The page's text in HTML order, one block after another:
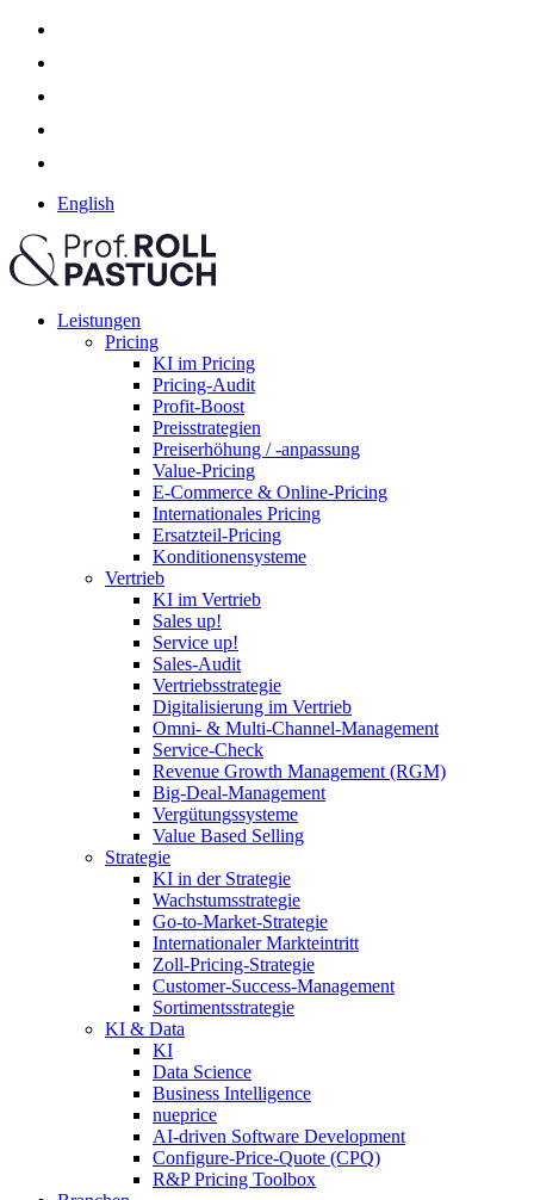
English
Leistungen
Pricing
KI im Pricing
Pricing-Audit
Profit-Boost
Preisstrategien
Preiserhöhung / -anpassung
Value-Pricing
E-Commerce & Online-Pricing
Internationales Pricing
Ersatzteil-Pricing
Konditionensysteme
Vertrieb
KI im Vertrieb
Sales up!
Service up!
Sales-Audit
Vertriebsstrategie
Digitalisierung im Vertrieb
Omni- & Multi-Channel-Management
Service-Check
Revenue Growth Management (RGM)
Big-Deal-Management
Vergütungssysteme
Value Based Selling
Strategie
KI in der Strategie
Wachstumsstrategie
Go-to-Market-Strategie
Internationaler Markteintritt
Zoll-Pricing-Strategie
Customer-Success-Management
Sortimentsstrategie
KI & Data
KI
Data Science
Business Intelligence
nueprice
AI-driven Software Development
Configure-Price-Quote (CPQ)
R&P Pricing Toolbox